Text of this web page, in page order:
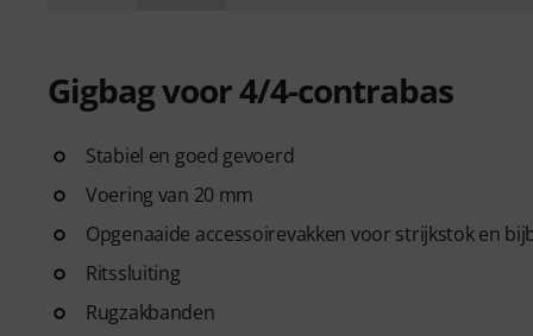
Gigbag voor 4/4-contrabas
Stabiel en goed gevoerd
Voering van 20 mm
Opgenaaide accessoirevakken voor strijkstok en
Ritssluiting
Rugzakbanden